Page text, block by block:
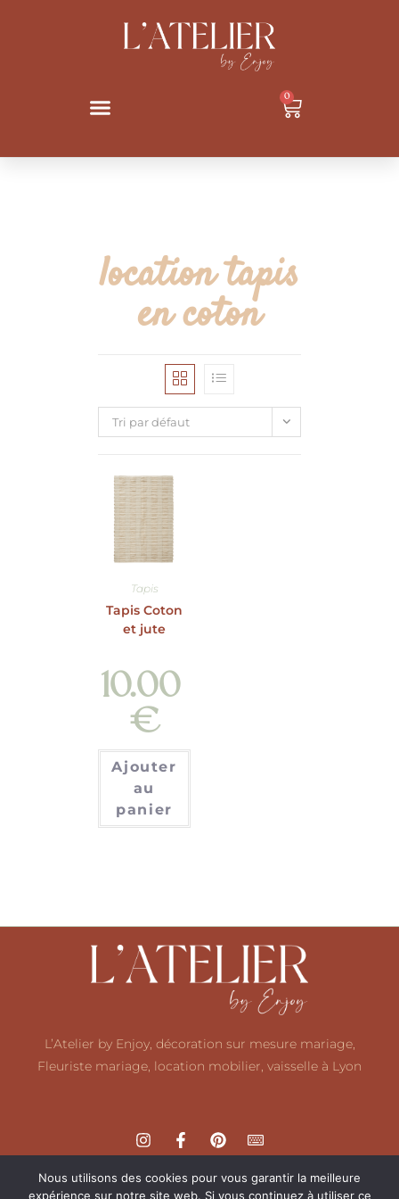
0
location tapis
en coton
Tri par défaut
Tapis
Tapis Coton
et jute
10.00
€
Ajouter
au
panier
L’Atelier by Enjoy, décoration sur mesure mariage,
Fleuriste mariage, location mobilier, vaisselle à Lyon
Nous utilisons des cookies pour vous garantir la meilleure
expérience sur notre site web. Si vous continuez à utiliser ce